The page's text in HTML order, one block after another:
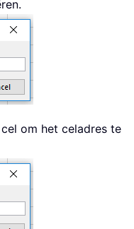
om het celadres te